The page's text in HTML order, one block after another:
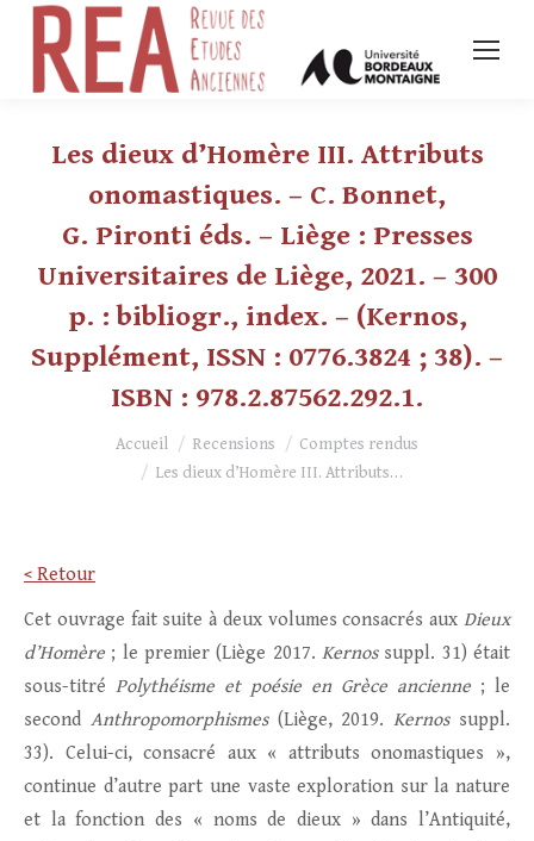
Les dieux d’Homère III. Attributs
onomastiques. – C. Bonnet,
G. Pironti éds. – Liège : Presses
Universitaires de Liège, 2021. – 300
p. : bibliogr., index. – (Kernos,
Supplément, ISSN : 0776.3824 ; 38). –
ISBN : 978.2.87562.292.1.
Vous êtes ici :Accueil Recensions
Comptes rendus
Les dieux d’Homère III. Attributs…
< Retour
Cet ouvrage fait suite à deux volumes consacrés aux Dieux
d’Homère ; le premier (Liège 2017. Kernossuppl. 31) était
sous-titré Polythéisme et poésie en Grèce ancienne ; le
second Anthropomorphismes(Liège, 2019.Kernossuppl.
33). Celui-ci, consacré aux « attributs onomastiques »,
continue d’autre part une vaste exploration sur la nature
et la fonction des « noms de dieux » dans l’Antiquité,